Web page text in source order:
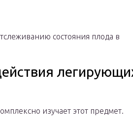
состояния плода в
изучает этот предмет.